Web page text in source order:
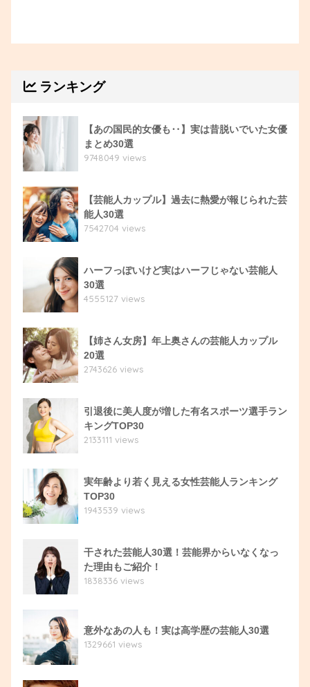
ランキング
【あの国民的女優も‥】実は昔脱いでいた女優
まとめ30選
9748049 views
【芸能人カップル】過去に熱愛が報じられた芸
能人30選
7542704 views
ハーフっぽいけど実はハーフじゃない芸能人
30選
4555127 views
【姉さん女房】年上奥さんの芸能人カップル
20選
2743626 views
引退後に美人度が増した有名スポーツ選手ラン
キングTOP30
2133111 views
実年齢より若く見える女性芸能人ランキング
TOP30
1943539 views
干された芸能人30選！芸能界からいなくなっ
た理由もご紹介！
1838336 views
意外なあの人も！実は高学歴の芸能人30選
1329661 views